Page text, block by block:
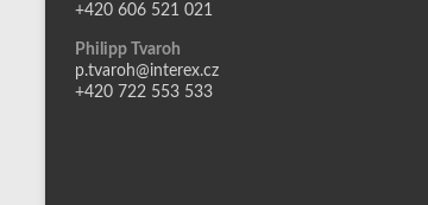
+420 606 521 021
Philipp Tvaroh
p.tvaroh@interex.cz
+420 722 553 533